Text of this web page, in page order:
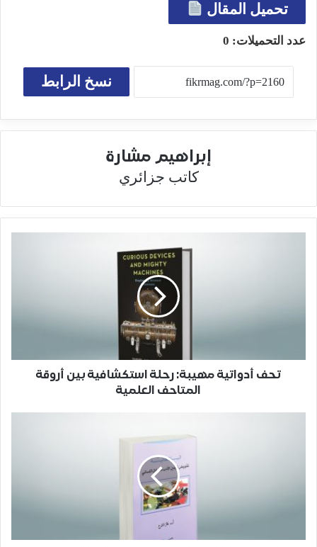
تحميل المقال
عدد التحميلات: 0
نسخ الرابط
إبراهيم مشارة
كاتب جزائري
تحف أدواتية مهيبة: رحلة استكشافية بين أروقة
المتاحف العلمية